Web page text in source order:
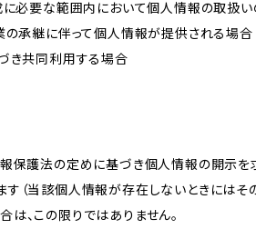
に必要な範囲内において個人情報の取
の承継に伴って個人情報が提供される場合
き共同利用する場合
報保護法の定めに基づき個人情報の開示
（当該個人情報が存在しないときにはそ
、この限りではありません。